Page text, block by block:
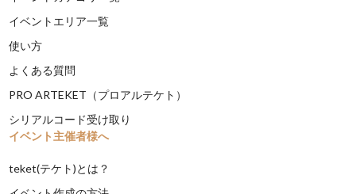
イベントエリア一覧
使い方
よくある質問
PRO ARTEKET（プロアルテケト）
シリアルコード受け取り
イベント主催者様へ
teket(テケト)とは？